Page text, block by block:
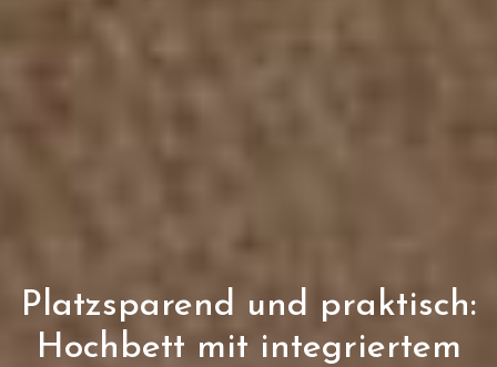
Platzsparend und praktisch:
Hochbett mit integriertem